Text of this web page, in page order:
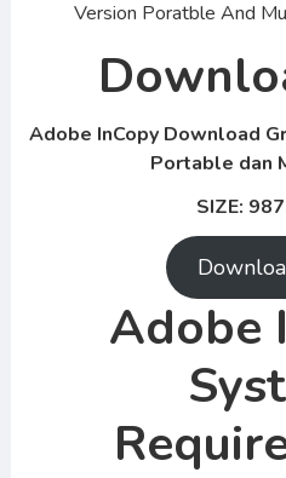
Adobe InCopy Download
Portable dan
SIZE:
Adobe